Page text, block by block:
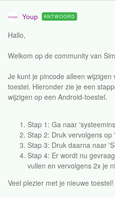
Youp ANTWOORD
Hallo,
Welkom op de community van
Je kunt je pincode alleen wijzigen
toestel. Hieronder zie je een
wijzigen op een Android-toestel.
Stap 1: Ga naar
Stap 2: Druk vervolgens
Stap 3: Druk daarna naar
Stap 4: Er wordt nu
vullen en vervolgens 2x je
Veel plezier met je nieuwe